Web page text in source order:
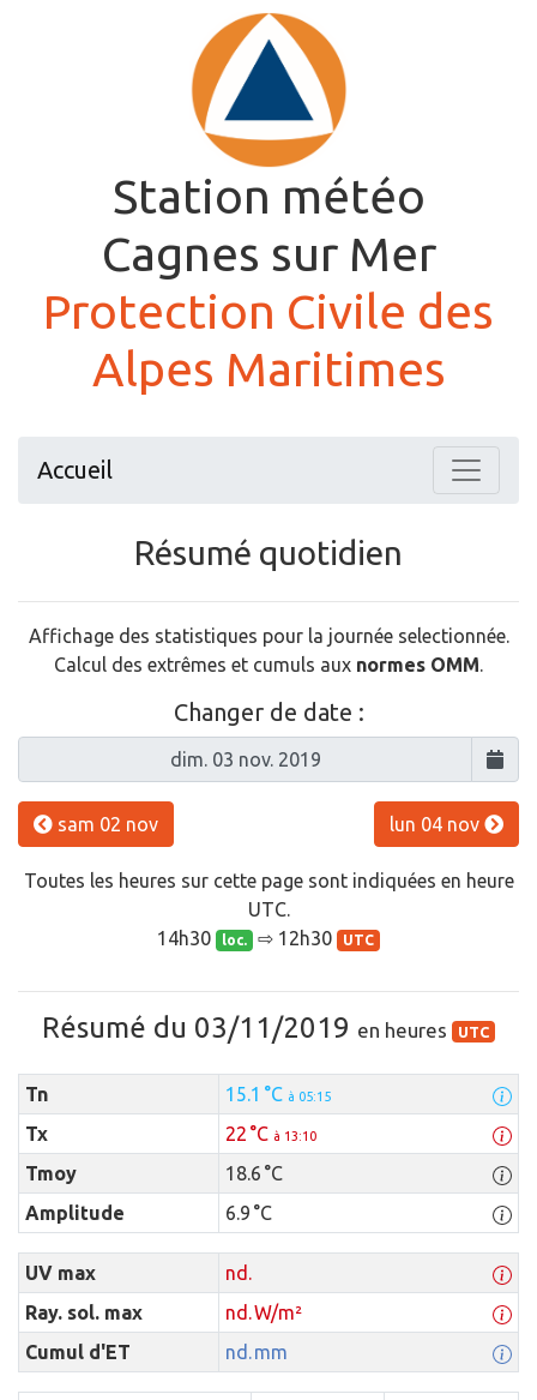
Station météo
Cagnes sur Mer
Protection Civile des
Alpes Maritimes
Accueil
Résumé quotidien
Affichage des statistiques pour la journée selectionnée.
Calcul des extrêmes et cumuls aux normes OMM.
Changer de date :
sam 02 nov lun 04 nov
Toutes les heures sur cette page sont indiquées en heure
UTC.
14h30 loc. ⇨ 12h30 UTC
Résumé du 03/11/2019 en heures UTC
Tn 15.1 °C à 05:15
Tx 22 °C à 13:10
Tmoy
18.6 °C
Amplitude
6.9 °C
UV max
nd.
Ray. sol. max
nd. W/m²
Cumul d'ET
nd. mm